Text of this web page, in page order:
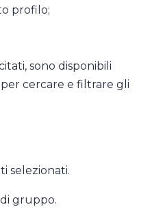
profilo;
sono disponibili
cercare e filtrare gli
selezionati.
gruppo.